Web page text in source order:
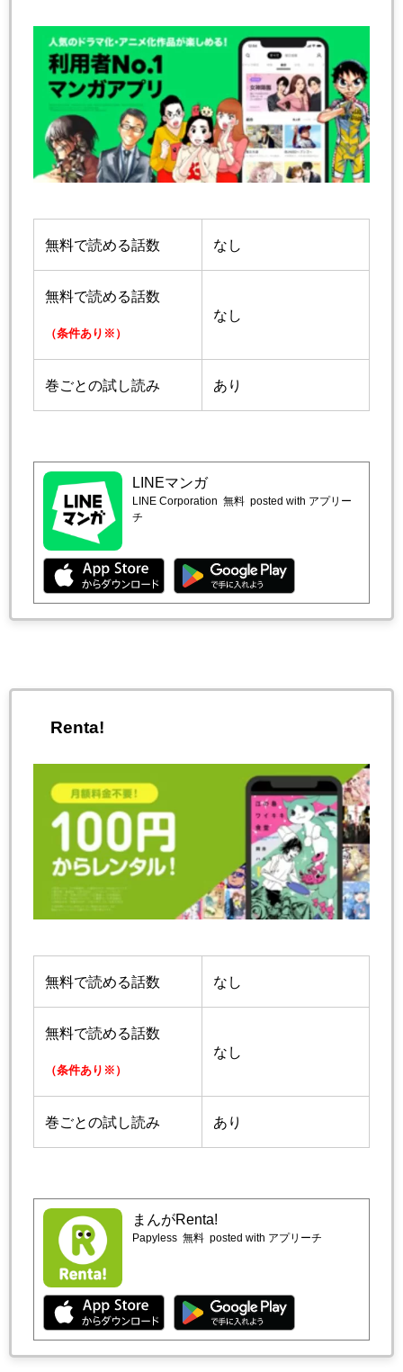
無料で読める話数 なし
無料で読める話数
（条件あり※）
なし
巻ごとの試し読み あり
LINEマンガ
LINE Corporation 無料 posted with アプリー
チ
Renta!
無料で読める話数 なし
無料で読める話数
（条件あり※）
なし
巻ごとの試し読み あり
まんがRenta!
Papyless 無料 posted with アプリーチ